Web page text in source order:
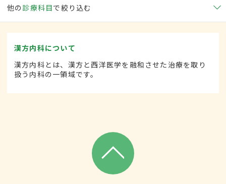
他の 診療科目で絞り込む
漢方内科について
漢方内科とは、漢方と西洋医学を融和させた治療を取り
扱う内科の一領域です。